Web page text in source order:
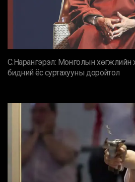
С.Нарангэрэл: Монголын хөгжлийн
бидний ёс суртахууны доройтол